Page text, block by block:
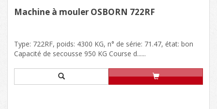
Machine à mouler OSBORN 722RF
Type: 722RF, poids: 4300 KG, n° de série: 71.47, état: bon
Capacité de secousse 950 KG Course d......